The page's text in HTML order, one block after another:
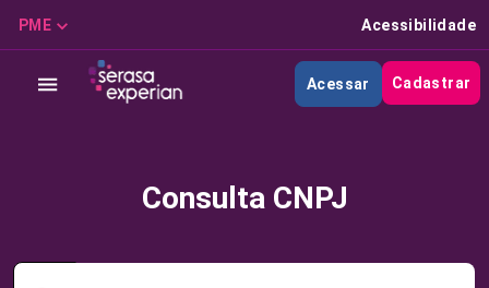
PME Acessibilidade
Acessar Cadastrar
Consulta CNPJ